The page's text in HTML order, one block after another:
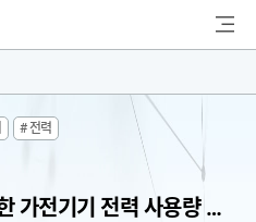
색
# 전력
전기 인프라 지능화를 위한 가전기기 전력 사용량 데이터